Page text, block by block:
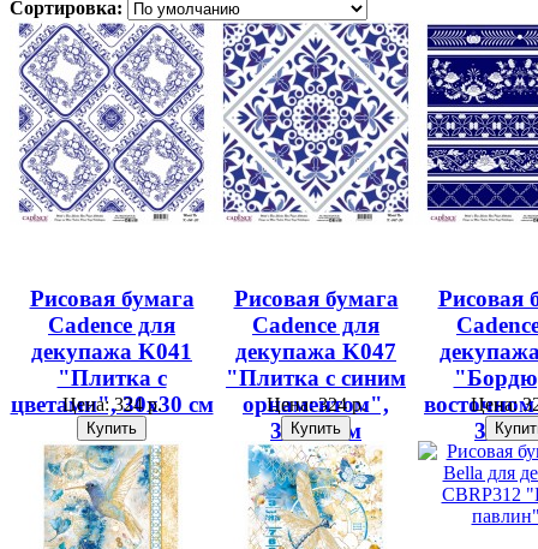
Сортировка:
Рисовая бумага
Cadence для
декупажа K041
"Плитка с
цветами", 30х30 см
Цена:324 р.
Рисовая бумага
Cadence для
декупажа K047
"Плитка с синим
орнаментом",
30х30 см
Цена:324 р.
Рисовая
Цена: